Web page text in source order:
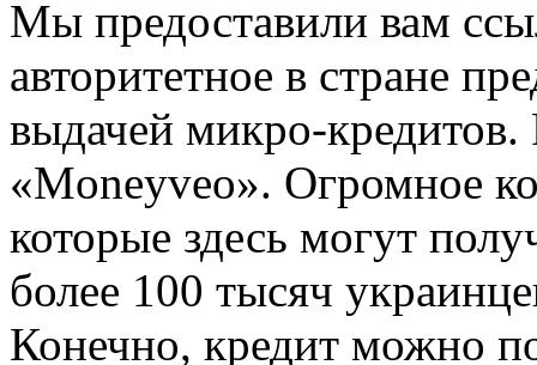
Мы предоставили вам
авторитетное в стране
выдачей микро-
«Moneyveo». Огромное
которые здесь могут
более 100 тысяч
Конечно, кредит можно